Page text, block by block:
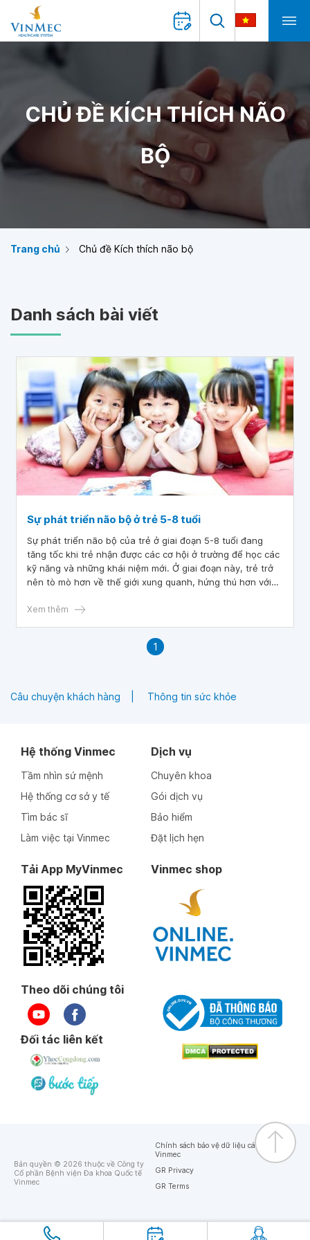
CHỦ ĐỀ KÍCH THÍCH NÃO
BỘ
Trang chủ Chủ đề Kích thích não bộ
Danh sách bài viết
Sự phát triển não bộ ở trẻ 5-8 tuổi
Sự phát triển não bộ của trẻ ở giai đoạn 5-8 tuổi đang
tăng tốc khi trẻ nhận được các cơ hội ở trường để học các
kỹ năng và những khái niệm mới. Ở giai đoạn này, trẻ trở
nên tò mò hơn về thế giới xung quanh, hứng thú hơn với
đề.
Xem thêm
1
Câu chuyện khách hàng Thông tin sức khỏe
Hệ thống Vinmec
Tầm nhìn sứ mệnh
Hệ thống cơ sở y tế
Tìm bác sĩ
Làm việc tại Vinmec
Dịch vụ
Chuyên khoa
Gói dịch vụ
Bảo hiểm
Đặt lịch hẹn
Tải App MyVinmec Vinmec shop
Theo dõi chúng tôi
Đối tác liên kết
Bản quyền © 2026 thuộc về Công ty
Cổ phần Bệnh viện Đa khoa Quốc tế
Vinmec
Chính sách bảo vệ dữ liệu cá nhân của
Vinmec
GR Privacy
GR Terms